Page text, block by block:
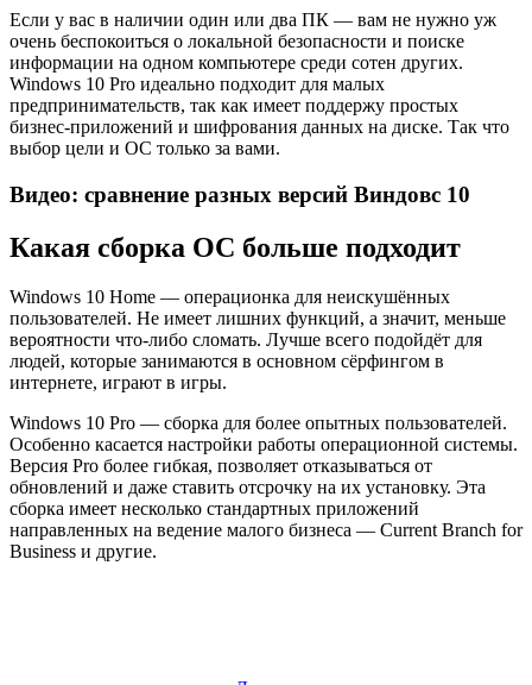
Если у вас в наличии один или два ПК — вам не нужно уж
очень беспокоиться о локальной безопасности и поиске
информации на одном компьютере среди сотен других.
Windows 10 Pro идеально подходит для малых
предпринимательств, так как имеет поддержу простых
бизнес-приложений и шифрования данных на диске. Так что
выбор цели и ОС только за вами.
Видео: сравнение разных версий Виндовс 10
Какая сборка ОС больше подходит
Windows 10 Home — операционка для неискушённых
пользователей. Не имеет лишних функций, а значит, меньше
вероятности что-либо сломать. Лучше всего подойдёт для
людей, которые занимаются в основном сёрфингом в
интернете, играют в игры.
Windows 10 Pro — сборка для более опытных пользователей.
Особенно касается настройки работы операционной системы.
Версия Pro более гибкая, позволяет отказываться от
обновлений и даже ставить отсрочку на их установку. Эта
сборка имеет несколько стандартных приложений
направленных на ведение малого бизнеса — Current Branch for
Business и другие.